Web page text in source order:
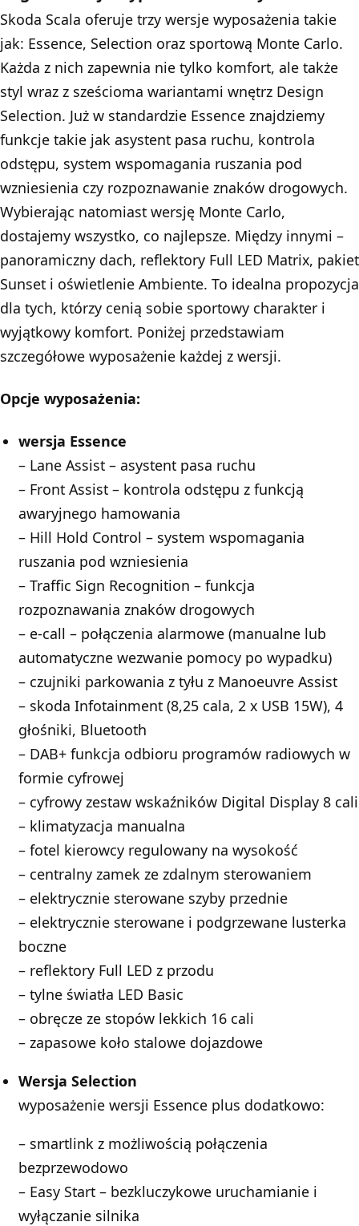
Skoda Scala oferuje trzy wersje wyposażenia takie
jak: Essence, Selection oraz sportową Monte Carlo.
Każda z nich zapewnia nie tylko komfort, ale także
styl wraz z sześcioma wariantami wnętrz Design
Selection. Już w standardzie Essence znajdziemy
funkcje takie jak asystent pasa ruchu, kontrola
odstępu, system wspomagania ruszania pod
wzniesienia czy rozpoznawanie znaków drogowych.
Wybierając natomiast wersję Monte Carlo,
dostajemy wszystko, co najlepsze. Między innymi –
panoramiczny dach, reflektory Full LED Matrix, pakiet
Sunset i oświetlenie Ambiente. To idealna propozycja
dla tych, którzy cenią sobie sportowy charakter i
wyjątkowy komfort. Poniżej przedstawiam
szczegółowe wyposażenie każdej z wersji.
Opcje wyposażenia:
wersja Essence
– Lane Assist – asystent pasa ruchu
– Front Assist – kontrola odstępu z funkcją
awaryjnego hamowania
– Hill Hold Control – system wspomagania
ruszania pod wzniesienia
– Traffic Sign Recognition – funkcja
rozpoznawania znaków drogowych
– e-call – połączenia alarmowe (manualne lub
automatyczne wezwanie pomocy po wypadku)
– czujniki parkowania z tyłu z Manoeuvre Assist
– skoda Infotainment (8,25 cala, 2 x USB 15W), 4
głośniki, Bluetooth
– DAB+ funkcja odbioru programów radiowych w
formie cyfrowej
– cyfrowy zestaw wskaźników Digital Display 8 cali
– klimatyzacja manualna
– fotel kierowcy regulowany na wysokość
– centralny zamek ze zdalnym sterowaniem
– elektrycznie sterowane szyby przednie
– elektrycznie sterowane i podgrzewane lusterka
boczne
– reflektory Full LED z przodu
– tylne światła LED Basic
– obręcze ze stopów lekkich 16 cali
– zapasowe koło stalowe dojazdowe
Wersja Selection
wyposażenie wersji Essence plus dodatkowo:
– smartlink z możliwością połączenia
bezprzewodowo
– Easy Start – bezkluczykowe uruchamianie i
wyłączanie silnika